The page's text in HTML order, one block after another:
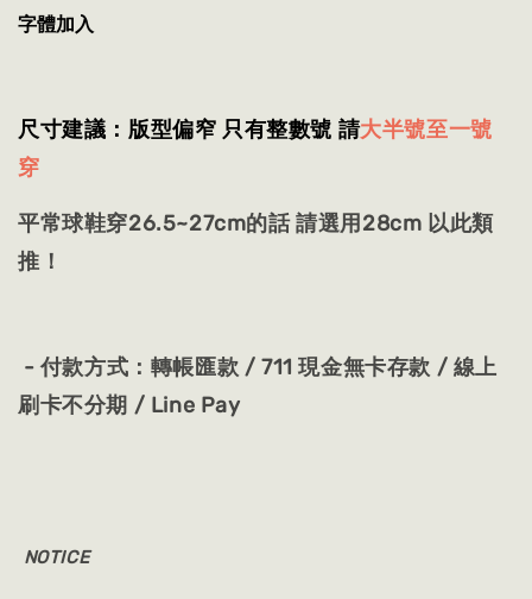
字體加入
尺寸建議：版型偏窄 只有整數號 請大半號至一號
穿
平常球鞋穿26.5~27cm的話 請選用28cm 以此類
推！
- 付款方式：轉帳匯款 / 711 現金無卡存款 / 線上
刷卡不分期 / Line Pay
NOTICE